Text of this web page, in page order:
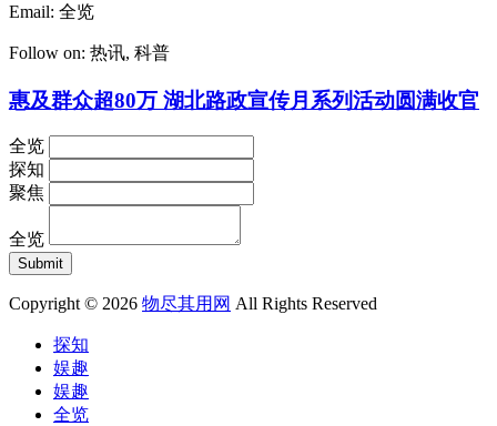
Email: 全览
Follow on: 热讯, 科普
惠及群众超80万 湖北路政宣传月系列活动圆满收官
全览
探知
聚焦
全览
Copyright © 2026 物尽其用网 All Rights Reserved
探知
娱趣
娱趣
全览